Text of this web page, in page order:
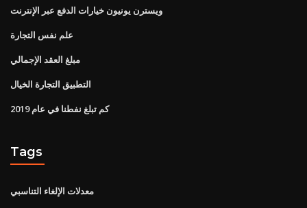
ويسترن يونيون خيارات الدفع عبر الإنترنت
علم نفس التجارة
مبلغ العقد الإجمالي
التطبيق التجارة الخيال
كم تبلغ نفطنا في عام 2019
Tags
معدلات الإلغاء التناسبي